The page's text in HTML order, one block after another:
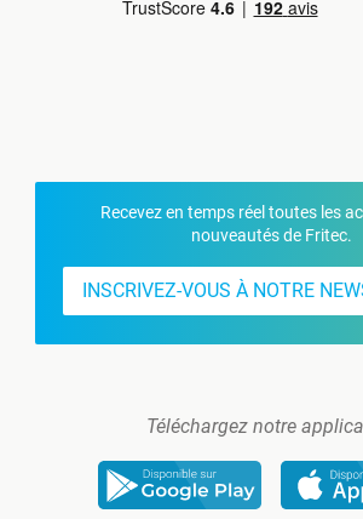
Recevez en temps réel toutes les
nouveautés de Fritec.
INSCRIVEZ-VOUS À NOTRE
Téléchargez notre